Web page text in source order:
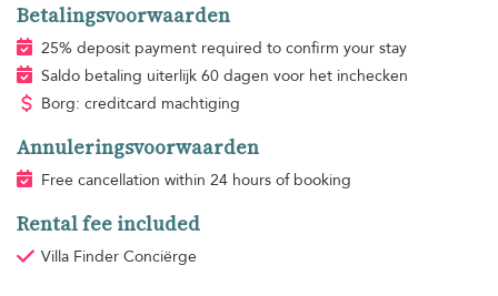
Betalingsvoorwaarden
25% deposit payment required to confirm your stay
Saldo betaling uiterlijk 60 dagen voor het inchecken
Borg: creditcard machtiging
Annuleringsvoorwaarden
Free cancellation within 24 hours of booking
Rental fee included
Villa Finder Conciërge